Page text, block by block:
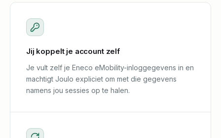
Jij koppelt je account zelf
Je vult zelf je Eneco eMobility-inloggegevens in en
machtigt Joulo expliciet om met die gegevens
namens jou sessies op te halen.